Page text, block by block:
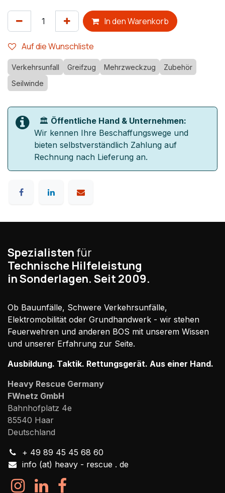
In den Warenkorb
Auf die Wunschliste
Verkehrsunfall Greifzug Mehrzweckzug
Zubehör
Seilwinde
🏛️ Öffentliche Hand & Unternehmen:
Wir kennen Ihre Beschaffungswege und
bieten selbstverständlich Zahlung auf
Rechnung nach Lieferung an.
Spezialisten für
Technische Hilfeleistung
in Sonderlagen. Seit 2009.
Ob Bauunfälle, Schwere Verkehrsunfälle,
Elektromobilität oder Grundhandwerk - wir stehen
Feuerwehren und anderen BOS mit unserem Wissen
und unserer Erfahrung zur Seite.
Ausbildung. Taktik. Rettungsgerät. Aus einer Hand.
Heavy Rescue Germany
FWnetz GmbH
Bahnhofplatz 4e
85540 Haar
Deutschland
+ 49 89 45 45 68 60
info (at) heavy - rescue . de